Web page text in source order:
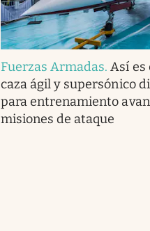
Fuerzas Armadas.Así es
caza ágil y supersónico
para entrenamiento
misiones de ataque